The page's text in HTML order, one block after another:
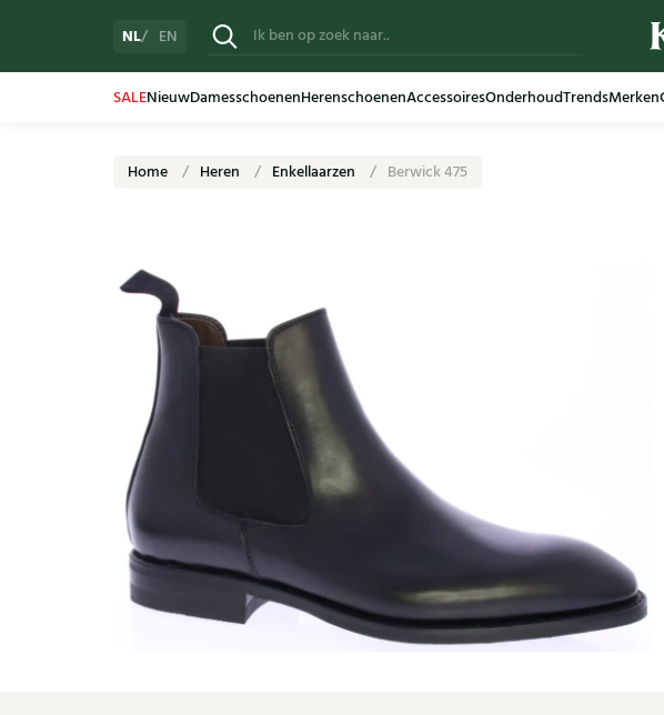
NL EN
SALENieuwDamesschoenenHerenschoenenAccessoiresOnderhoudTrendsMerken
Home Heren Enkellaarzen Berwick 475